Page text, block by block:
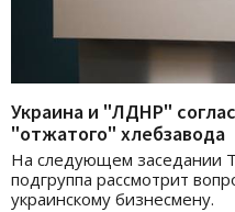
Украина и "ЛДНР"
"отжатого" хлебзавода
На следующем заседании
подгруппа рассмотрит
украинскому бизнесмену.